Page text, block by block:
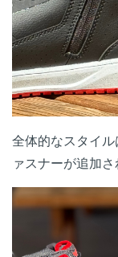
全体的なスタイ
ァスナーが追加さ